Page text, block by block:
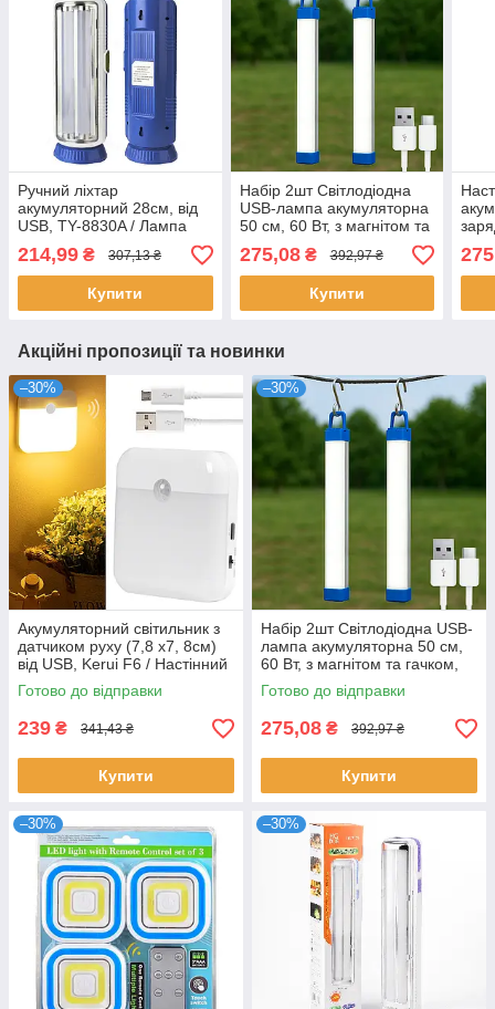
Ручний ліхтар
акумуляторний 28см, від
USB, TY-8830A / Лампа
світлодіодна / Аварійний
світильник
214,99 ₴ 307,13 ₴
Купити
Набір 2шт Світлодіодна
USB-лампа акумуляторна
50 см, 60 Вт, з магнітом та
гачком, BK-500 /
Світильник-ліхтар
275,08₴ 392,97 ₴
Купити
Акційні пропозиції та новинки
–30%
Акумуляторний світильник з
датчиком руху (7,8 х7, 8см)
від USB, Kerui F6 / Настінний
світильник нічник
Готово до відправки
239 ₴ 341,43 ₴
Купити
–30%
Набір 2шт Світлодіодна USB-
лампа акумуляторна 50 см,
60 Вт, з магнітом та гачком,
BK-500 / Світильник-ліхтар
Готово до відправки
275,08 ₴ 392,97 ₴
Купити
–30% –30%